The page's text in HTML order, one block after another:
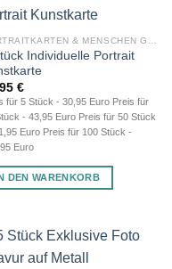
Individuelle Portrait
€
für 5 Stück - 30,95 Euro Preis für
- 43,95 Euro Preis für 50 Stück
Euro Preis für 100 Stück -
Euro
DEN WARENKORB